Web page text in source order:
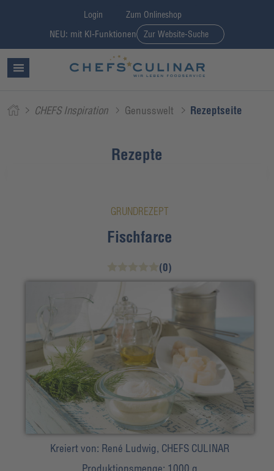
Login Zum Onlineshop
NEU: mit KI-Funktionen Zur Website-Suche
CHEFS Inspiration Genusswelt Rezeptseite
Rezepte
GRUNDREZEPT
Fischfarce
(0)
Kreiert von: René Ludwig, CHEFS CULINAR
Produktionsmenge: 1000 g